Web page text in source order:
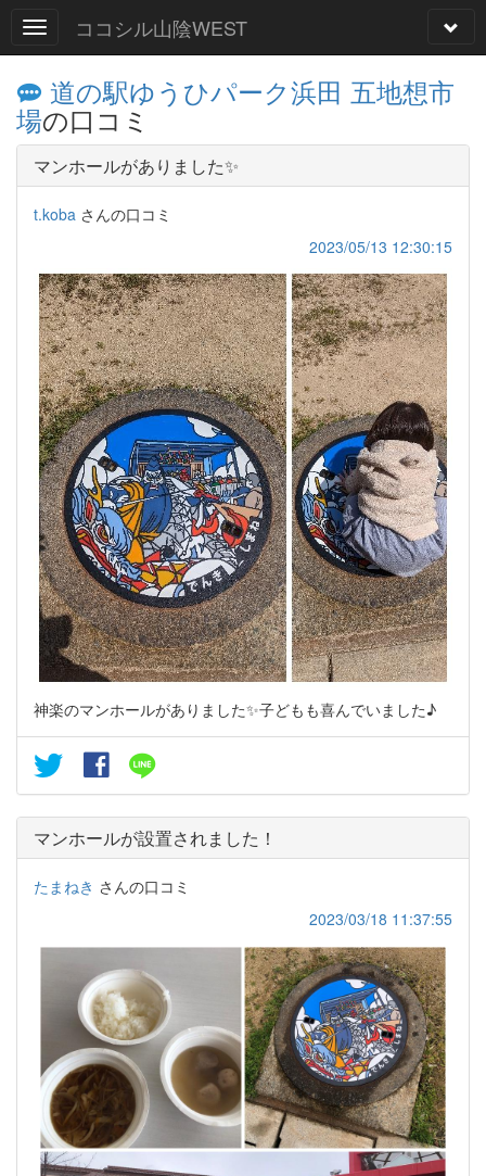
ココシル山陰WEST
道の駅ゆうひパーク浜田 五地想市
場の口コミ
マンホールがありました✨
t.koba さんの口コミ
2023/05/13 12:30:15
神楽のマンホールがありました✨子どもも喜んでいました♪
マンホールが設置されました！
たまねき さんの口コミ
2023/03/18 11:37:55